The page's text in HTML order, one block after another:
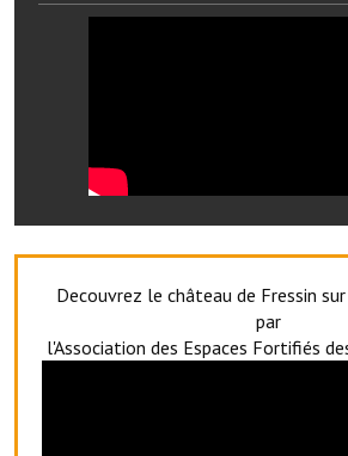
Decouvrez le château de Fressin
par
l'Association des Espaces Fortifiés